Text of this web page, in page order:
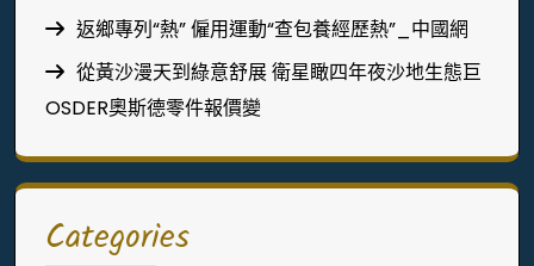
返鄉專列“熱” 僱用運動“查包養經歷熱”_中國網
從黃沙漫天到綠意舒展 衛星瞰四年夜沙地生態巨
OSDER奧斯德零件報價變
Categories